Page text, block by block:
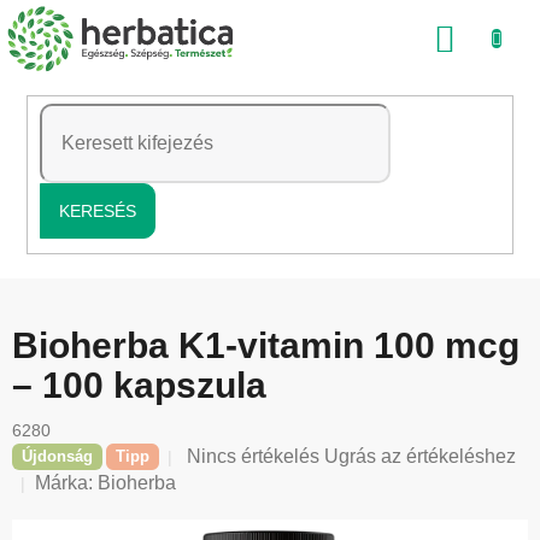
Ugrás
a
tartalomhoz
KERESÉS
Bioherba K1-vitamin 100 mcg
– 100 kapszula
6280
Újdonság Tipp
A
értékelése
Nincs értékelés Ugrás az értékeléshez
Márka: Bioherba